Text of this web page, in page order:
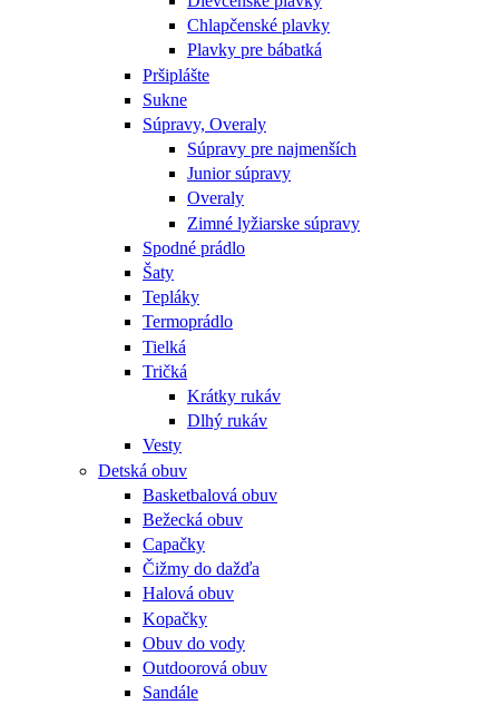
Chlapčenské plavky
Plavky pre bábatká
Pršiplášte
Sukne
Súpravy, Overaly
Súpravy pre najmenších
Junior súpravy
Overaly
Zimné lyžiarske súpravy
Spodné prádlo
Šaty
Tepláky
Termoprádlo
Tielká
Tričká
Krátky rukáv
Dlhý rukáv
Vesty
Detská obuv
Basketbalová obuv
Bežecká obuv
Capačky
Čižmy do dažďa
Halová obuv
Kopačky
Obuv do vody
Outdoorová obuv
Sandále